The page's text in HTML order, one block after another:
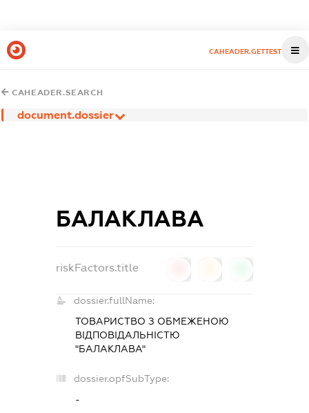
CAHEADER.GETTEST
CAHEADER.SEARCH
document.dossier
БАЛАКЛАВА
riskFactors.title
dossier.fullName:
ТОВАРИСТВО З ОБМЕЖЕНОЮ
ВІДПОВІДАЛЬНІСТЮ
"БАЛАКЛАВА"
dossier.opfSubType:
-